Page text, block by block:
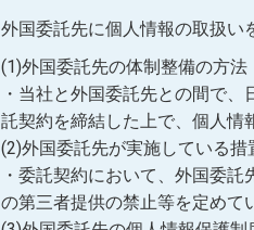
外国委託先に個人情報の取扱い
(1)外国委託先の体制整備の方法
・当社と外国委託先との間で
託契約を締結した上で、個人情
(2)外国委託先が実施している措
・委託契約において、外国委
の第三者提供の禁止等を定めて